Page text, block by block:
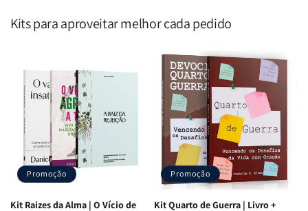
Kits para aproveitar melhor cada pedido
Promoção
Kit Raizes da Alma | O Vício de
Promoção
Kit Quarto de Guerra | Livro +